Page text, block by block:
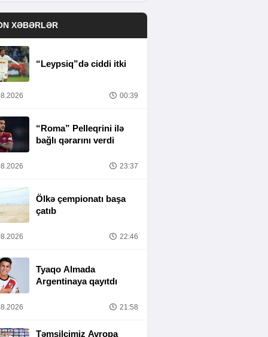
XƏBƏRLƏR
“Leypsiq”də ciddi itki
00:39
“Roma” Pelleqrini ilə
bağlı qərarını verdi
23:37
Ölkə çempionatı başa
çatıb
22:46
Tyaqo Almada
Argentinaya qayıtdı
21:58
Təmsilçimiz Avropa